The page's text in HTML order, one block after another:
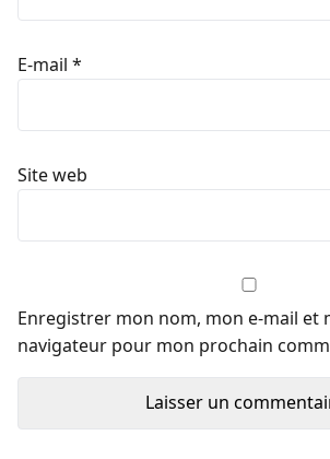
E-mail *
Site web
Enregistrer mon nom, mon e-mail et
navigateur pour mon prochain